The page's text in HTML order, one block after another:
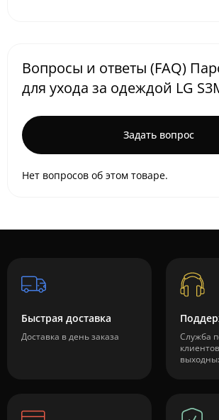
Вопросы и ответы (FAQ)
для ухода за одеждой LG
Задать вопрос
Нет вопросов об этом товаре.
Быстрая доставка
Доставка в день заказа
Служба